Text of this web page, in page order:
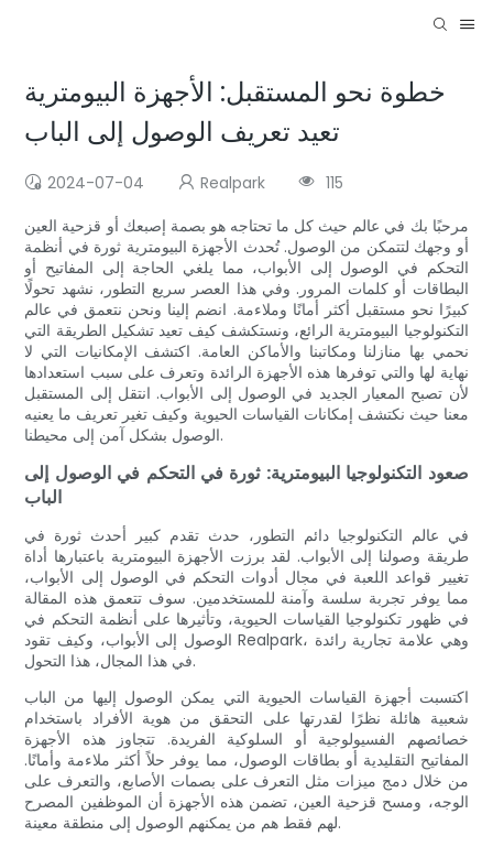
خطوة نحو المستقبل: الأجهزة البيومترية
تعيد تعريف الوصول إلى الباب
2024-07-04 Realpark
115
مرحبًا بك في عالم حيث كل ما تحتاجه هو بصمة إصبعك أو قزحية العين
أو وجهك لتتمكن من الوصول. تُحدث الأجهزة البيومترية ثورة في أنظمة
التحكم في الوصول إلى الأبواب، مما يلغي الحاجة إلى المفاتيح أو
البطاقات أو كلمات المرور. وفي هذا العصر سريع التطور، نشهد تحولًا
كبيرًا نحو مستقبل أكثر أمانًا وملاءمة. انضم إلينا ونحن نتعمق في عالم
التكنولوجيا البيومترية الرائع، ونستكشف كيف تعيد تشكيل الطريقة التي
نحمي بها منازلنا ومكاتبنا والأماكن العامة. اكتشف الإمكانيات التي لا
نهاية لها والتي توفرها هذه الأجهزة الرائدة وتعرف على سبب استعدادها
لأن تصبح المعيار الجديد في الوصول إلى الأبواب. انتقل إلى المستقبل
معنا حيث نكتشف إمكانات القياسات الحيوية وكيف تغير تعريف ما يعنيه
الوصول بشكل آمن إلى محيطنا.
صعود التكنولوجيا البيومترية: ثورة في التحكم في الوصول إلى
الباب
في عالم التكنولوجيا دائم التطور، حدث تقدم كبير أحدث ثورة في
طريقة وصولنا إلى الأبواب. لقد برزت الأجهزة البيومترية باعتبارها أداة
تغيير قواعد اللعبة في مجال أدوات التحكم في الوصول إلى الأبواب،
مما يوفر تجربة سلسة وآمنة للمستخدمين. سوف تتعمق هذه المقالة
في ظهور تكنولوجيا القياسات الحيوية، وتأثيرها على أنظمة التحكم في
الوصول إلى الأبواب، وكيف تقود Realpark، وهي علامة تجارية رائدة
في هذا المجال، هذا التحول.
اكتسبت أجهزة القياسات الحيوية التي يمكن الوصول إليها من الباب
شعبية هائلة نظرًا لقدرتها على التحقق من هوية الأفراد باستخدام
خصائصهم الفسيولوجية أو السلوكية الفريدة. تتجاوز هذه الأجهزة
المفاتيح التقليدية أو بطاقات الوصول، مما يوفر حلاً أكثر ملاءمة وأمانًا.
من خلال دمج ميزات مثل التعرف على بصمات الأصابع، والتعرف على
الوجه، ومسح قزحية العين، تضمن هذه الأجهزة أن الموظفين المصرح
لهم فقط هم من يمكنهم الوصول إلى منطقة معينة.